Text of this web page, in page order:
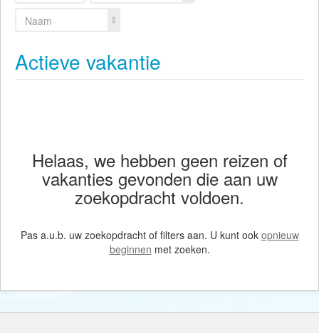
Naam
Actieve vakantie
Helaas, we hebben geen reizen of
vakanties gevonden die aan uw
zoekopdracht voldoen.
Pas a.u.b. uw zoekopdracht of filters aan. U kunt ook opnieuw
beginnen met zoeken.